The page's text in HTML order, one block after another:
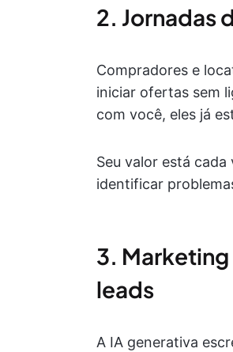
2. Jornadas
Compradores e
iniciar ofertas sem
com você, eles já
Seu valor está
identificar
3.
leads
A IA generativa